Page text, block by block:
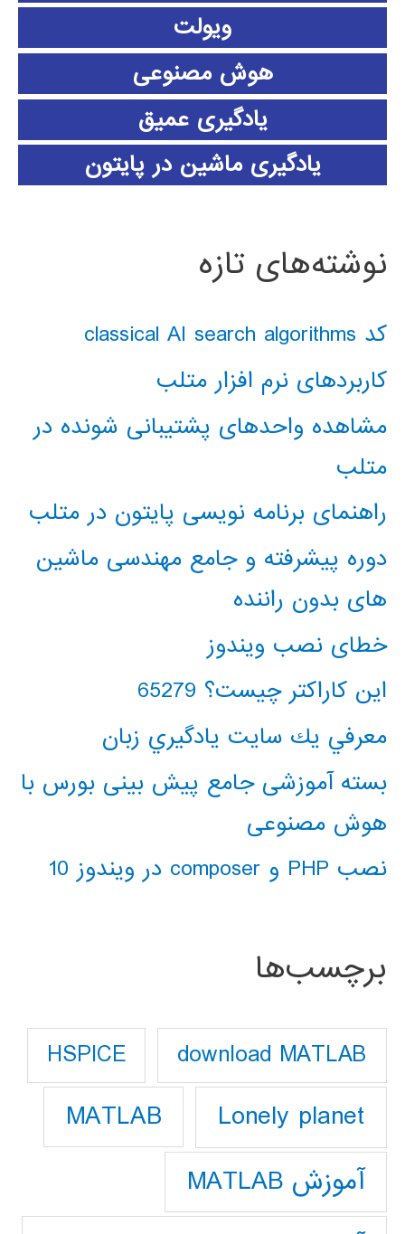
ویولت
هوش مصنوعی
یادگیری عمیق
یادگیری ماشین در پایتون
نوشته‌های تازه
کد classical AI search algorithms
کاربردهای نرم افزار متلب
مشاهده واحدهای پشتیبانی شونده در
متلب
راهنمای برنامه نویسی پایتون در متلب
دوره پیشرفته و جامع مهندسی ماشین
های بدون راننده
خطای نصب ویندوز
این کاراکتر چیست؟ 65279
معرفي يك سايت يادگيري زبان
بسته آموزشی جامع پیش بینی بورس با
هوش مصنوعی
نصب PHP و composer در ویندوز 10
برچسب‌ها
download MATLAB
HSPICE
Lonely planet
MATLAB
آموزش MATLAB